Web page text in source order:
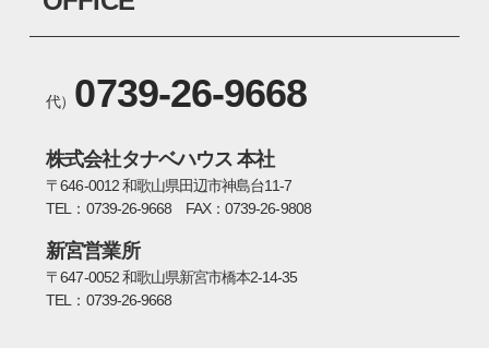
代） 0739-26-9668
株式会社タナベハウス 本社
〒646-0012 和歌山県田辺市神島台11-7
TEL：0739-26-9668 FAX：0739-26-9808
新宮営業所
〒647-0052 和歌山県新宮市橋本2-14-35
TEL：0739-26-9668